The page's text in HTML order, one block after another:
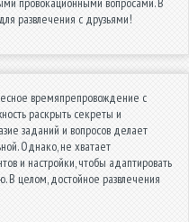
развлечения с друзьями!
времяпрепровождение с
раскрыть секреты и
заданий и вопросов делает
Однако, не хватает
и настройки, чтобы адаптировать
В целом, достойное развлечения